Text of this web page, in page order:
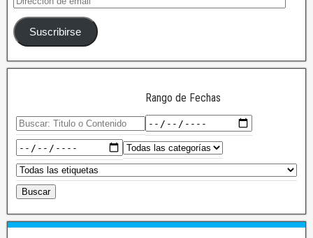
Suscribirse
Rango de Fechas